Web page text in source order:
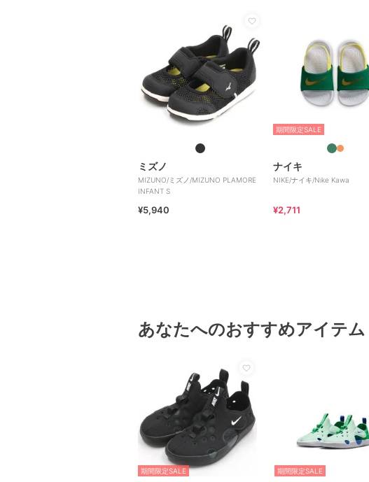
ミズノ
MIZUNO/ミズノ/MIZUNO PLAMORE
INFANT S
¥5,940
期間限定SALE
ナイキ
NIKE/ナイキ/Nike Kawa
¥2,711
あなたへのおすすめアイテム
期間限定SALE 期間限定SALE